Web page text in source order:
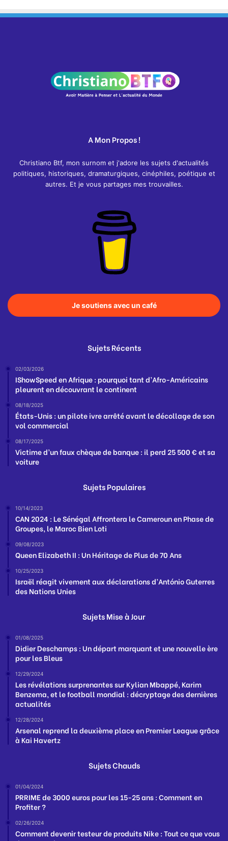
A Mon Propos !
Christiano Btf, mon surnom et j'adore les sujets d'actualités
politiques, historiques, dramaturgiques, cinéphiles, poétique et
autres. Et je vous partages mes trouvailles.
Je soutiens avec un café
Sujets Récents
02/03/2026
IShowSpeed en Afrique : pourquoi tant d’Afro-Américains
pleurent en découvrant le continent
08/18/2025
États-Unis : un pilote ivre arrêté avant le décollage de son
vol commercial
08/17/2025
Victime d’un faux chèque de banque : il perd 25 500 € et sa
voiture
Sujets Populaires
10/14/2023
CAN 2024 : Le Sénégal Affrontera le Cameroun en Phase de
Groupes, le Maroc Bien Loti
09/08/2023
Queen Elizabeth II : Un Héritage de Plus de 70 Ans
10/25/2023
Israël réagit vivement aux déclarations d’António Guterres
des Nations Unies
Sujets Mise à Jour
01/08/2025
Didier Deschamps : Un départ marquant et une nouvelle ère
pour les Bleus
12/29/2024
Les révélations surprenantes sur Kylian Mbappé, Karim
Benzema, et le football mondial : décryptage des dernières
actualités
12/28/2024
Arsenal reprend la deuxième place en Premier League grâce
à Kai Havertz
Sujets Chauds
01/04/2024
PRRIME de 3000 euros pour les 15-25 ans : Comment en
Profiter ?
02/26/2024
Comment devenir testeur de produits Nike : Tout ce que vous